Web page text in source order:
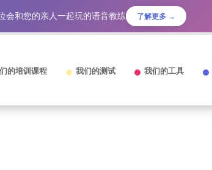
会和您的亲人一起玩的语音教练 了解更多 →
的培训课程 我们的测试 我们的工具